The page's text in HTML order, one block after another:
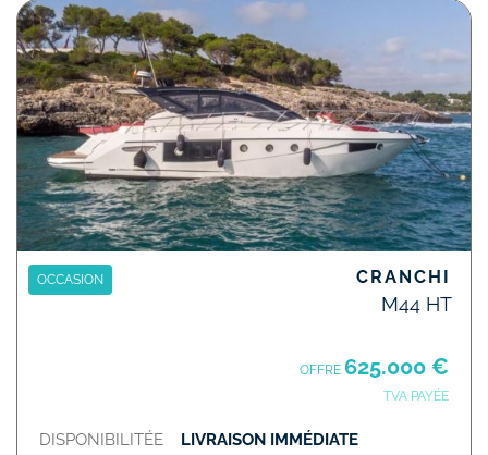
OCCASION CRANCHI
M44 HT
OFFRE 625.000 €
TVA PAYÉE
DISPONIBILITÉE
LIVRAISON IMMÉDIATE